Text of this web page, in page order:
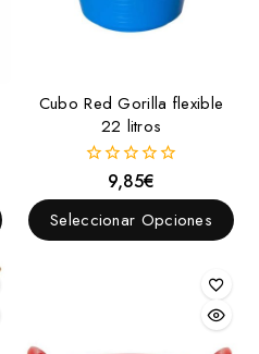
Cubo Red Gorilla flexible
22 litros
fuera
de
5
9,85€
Seleccionar Opciones